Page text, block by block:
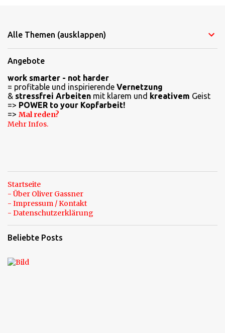
Alle Themen (ausklappen)
Angebote
work smarter - not harder
= profitable und inspirierende Vernetzung
& stressfrei Arbeiten mit klarem und kreativem Geist
=> POWER to your Kopfarbeit!
=> Mal reden?
Mehr Infos.
Startseite
- Über Oliver Gassner
- Impressum / Kontakt
- Datenschutzerklärung
Beliebte Posts